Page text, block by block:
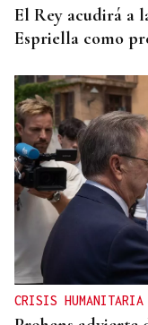
El Rey acudirá a
Espriella como
CRISIS HUMANITARIA